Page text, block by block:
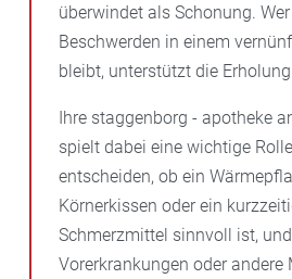
überwindet als Schonung.
Beschwerden in einem
bleibt, unterstützt die
Ihre staggenborg - apotheke
spielt dabei eine wichtige
entscheiden, ob ein
Körnerkissen oder ein
Schmerzmittel sinnvoll ist,
Vorerkrankungen oder andere